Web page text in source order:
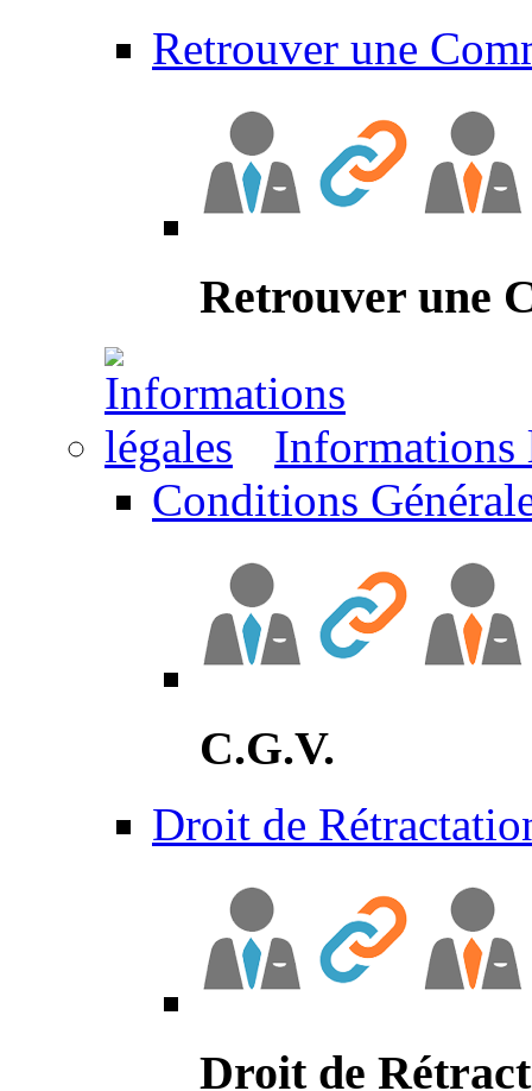
Retrouver une
Retrouver une
Informations
Conditions
C.G.V.
Droit de
Droit de